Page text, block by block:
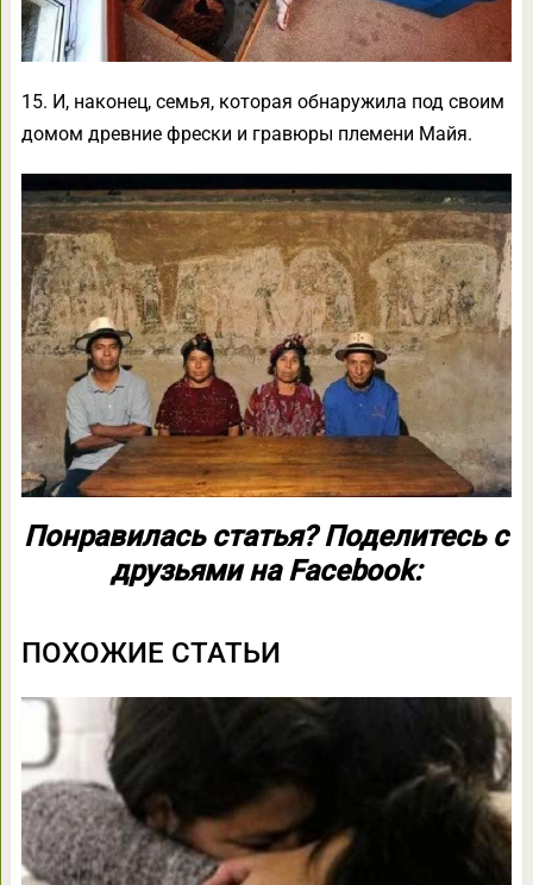
15. И, наконец, семья, которая обнаружила под своим
домом древние фрески и гравюры племени Майя.
Понравилась статья? Поделитесь с
друзьями на Facebook:
ПОХОЖИЕ СТАТЬИ